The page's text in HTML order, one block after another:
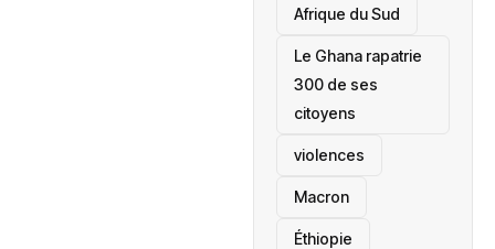
Afrique du Sud
Le Ghana rapatrie
300 de ses
citoyens
violences
Macron
Éthiopie